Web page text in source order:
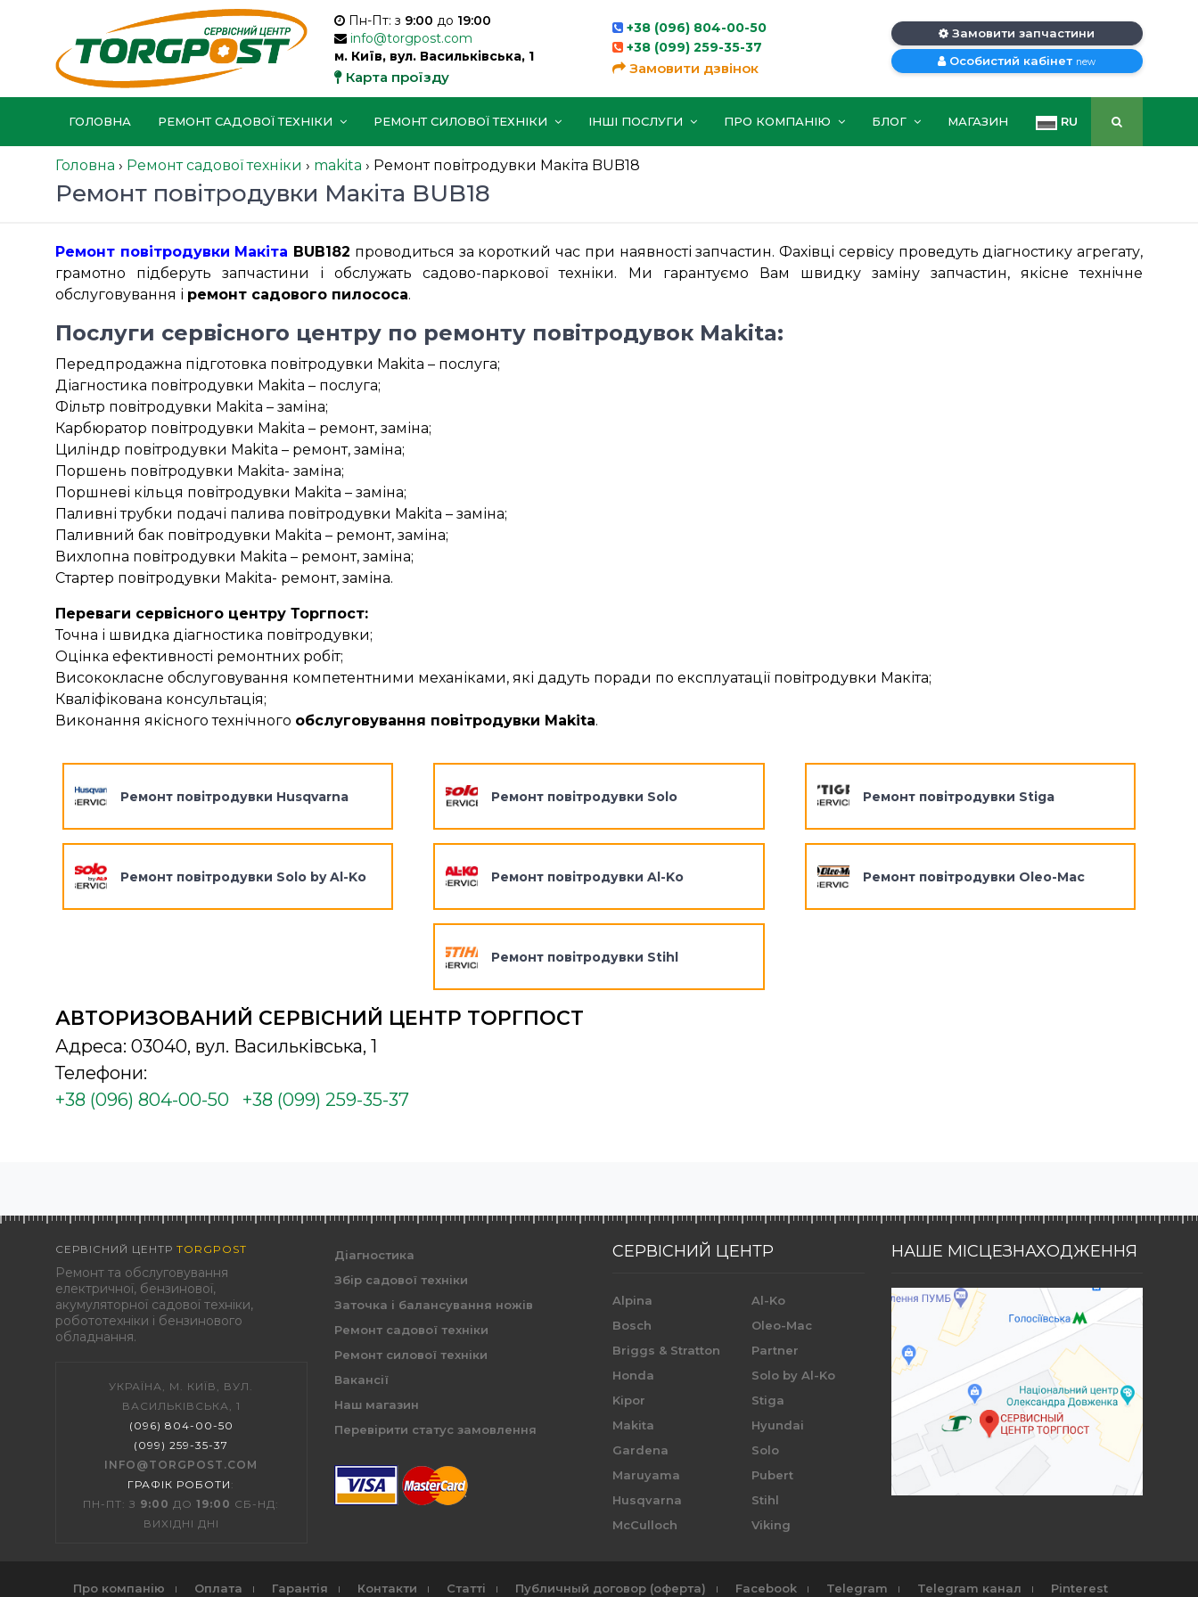
Пн-Пт: з 9:00 до 19:00
info@torgpost.com
м. Київ, вул. Васильківська, 1
Карта проїзду
+38 (096) 804-00-50
+38 (099) 259-35-37
Замовити дзвінок
Замовити запчастини
Особистий кабінет new
ГОЛОВНА РЕМОНТ САДОВОЇ ТЕХНІКИ РЕМОНТ СИЛОВОЇ ТЕХНІКИ ІНШІ ПОСЛУГИ ПРО КОМПАНІЮ БЛОГ МАГАЗИН RU
Головна › Ремонт садової техніки › makita › Ремонт повітродувки Макіта BUB18
Ремонт повітродувки Макіта BUB18
Ремонт повітродувки Макіта BUB182 проводиться за короткий час при наявності запчастин. Фахівці сервісу проведуть діагностику агрегату,
грамотно підберуть запчастини і обслужать садово-паркової техніки. Ми гарантуємо Вам швидку заміну запчастин, якісне технічне
обслуговування і ремонт садового пилососа.
Послуги сервісного центру по ремонту повітродувок Makita:
Передпродажна підготовка повітродувки Makita – послуга;
Діагностика повітродувки Makita – послуга;
Фільтр повітродувки Makita – заміна;
Карбюратор повітродувки Makita – ремонт, заміна;
Циліндр повітродувки Makita – ремонт, заміна;
Поршень повітродувки Makita- заміна;
Поршневі кільця повітродувки Makita – заміна;
Паливні трубки подачі палива повітродувки Makita – заміна;
Паливний бак повітродувки Makita – ремонт, заміна;
Вихлопна повітродувки Makita – ремонт, заміна;
Стартер повітродувки Makita- ремонт, заміна.
Переваги сервісного центру Торгпост:
Точна і швидка діагностика повітродувки;
Оцінка ефективності ремонтних робіт;
Висококласне обслуговування компетентними механіками, які дадуть поради по експлуатації повітродувки Макіта;
Кваліфікована консультація;
Виконання якісного технічного обслуговування повітродувки Makita.
Ремонт повітродувки Husqvarna
Ремонт повітродувки Solo by Al-Ko
Ремонт повітродувки Solo
Ремонт повітродувки Al-Ko
Ремонт повітродувки Stihl
Ремонт повітродувки Stiga
Ремонт повітродувки Oleo-Mac
АВТОРИЗОВАНИЙ СЕРВІСНИЙ ЦЕНТР ТОРГПОСТ
Адреса: 03040, вул. Васильківська, 1
Телефони:
+38 (096) 804-00-50
+38 (099) 259-35-37
СЕРВІСНИЙ ЦЕНТР TORGPOST
Ремонт та обслуговування
електричної, бензинової,
акумуляторної садової техніки,
робототехніки і бензинового
обладнання.
УКРАЇНА, М. КИЇВ, ВУЛ.
ВАСИЛЬКІВСЬКА, 1
(096) 804-00-50
(099) 259-35-37
INFO@TORGPOST.COM
ГРАФІК РОБОТИ :
ПН-ПТ: З 9:00 ДО19:00 СБ-НД:
ВИХІДНІ ДНІ
Діагностика
Збір садової техніки
Заточка і балансування ножів
Ремонт садової техніки
Ремонт силової техніки
Вакансії
Наш магазин
Перевірити статус замовлення
СЕРВІСНИЙ ЦЕНТР
Alpina
Bosch
Briggs & Stratton
Honda
Kipor
Makita
Gardena
Maruyama
Husqvarna
McCulloch
Al-Ko
Oleo-Mac
Partner
Solo by Al-Ko
Stiga
Hyundai
Solo
Pubert
Stihl
Viking
НАШЕ МІСЦЕЗНАХОДЖЕННЯ
Про компанію Оплата Гарантія Контакти Статті Публичный договор (оферта) Facebook Telegram Telegram канал Pinterest